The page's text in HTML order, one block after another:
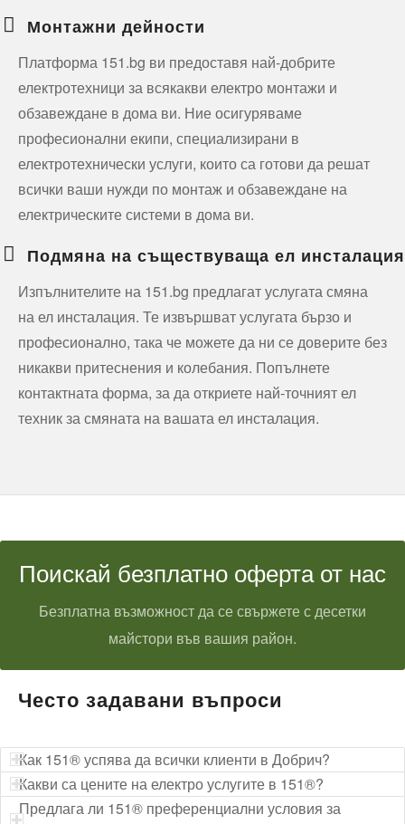
Монтажни дейности
Платформа 151.bg ви предоставя най-добрите
електротехници за всякакви електро монтажи и
обзавеждане в дома ви. Ние осигуряваме
професионални екипи, специализирани в
електротехнически услуги, които са готови да решат
всички ваши нужди по монтаж и обзавеждане на
електрическите системи в дома ви.
Подмяна на съществуваща ел инсталация
Изпълнителите на 151.bg предлагат услугата смяна
на ел инсталация. Те извършват услугата бързо и
професионално, така че можете да ни се доверите без
никакви притеснения и колебания. Попълнете
контактната форма, за да откриете най-точният ел
техник за смяната на вашата ел инсталация.
Поискай безплатно оферта от нас
Безплатна възможност да се свържете с десетки
майстори във вашия район.
Често задавани въпроси
Как 151® успява да всички клиенти в Добрич?
Какви са цените на електро услугите в 151®?
Предлага ли 151® преференциални условия за